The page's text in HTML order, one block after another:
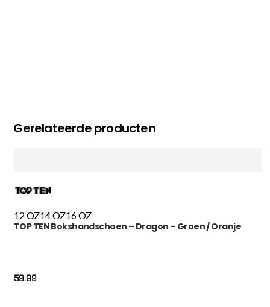
Gerelateerde producten
12 OZ14 OZ16 OZ
TOP TEN Bokshandschoen – Dragon – Groen / Oranje
59.99